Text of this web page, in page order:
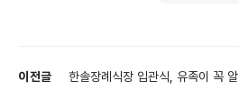
이전글 한솔장례식장 입관식, 유족이 꼭